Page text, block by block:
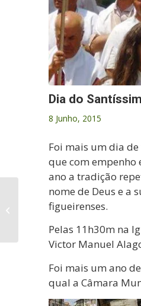
Dia do
8 Junho, 2015
Foi mais um dia
que com empenho
ano a tradição
nome de Deus e a
figueirenses.
Pelas 11h30m na
Victor Manuel
Foi mais um ano
qual a Câmara
Concurso de imagem
“Marofa Folk & Blues
Internacional...